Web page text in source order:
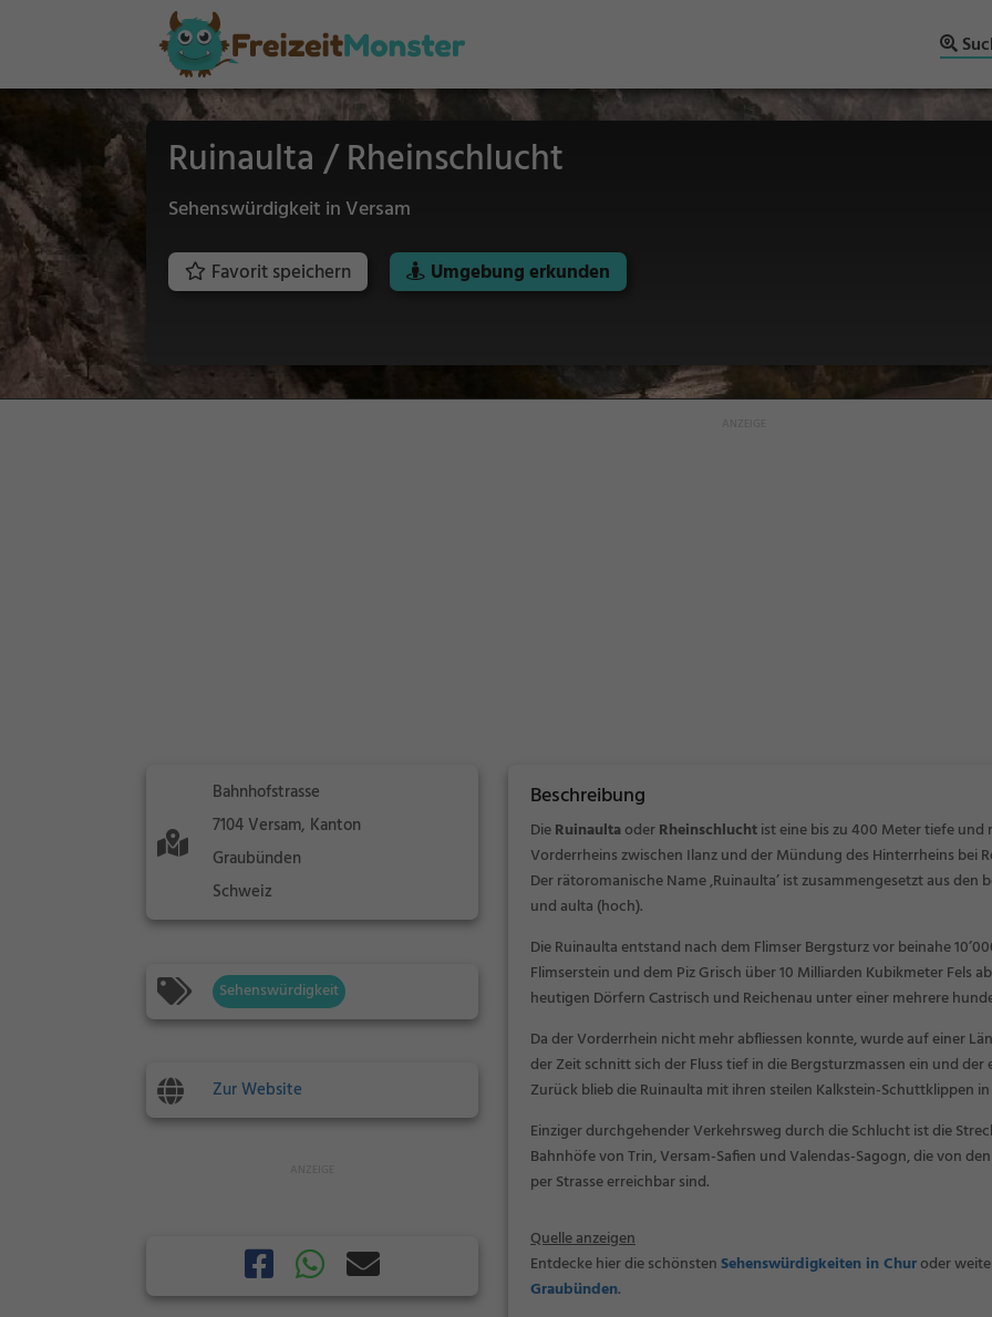
Ruinaulta / Rheinschlucht
Sehenswürdigkeit in Versam
Favorit speichern Umgebung erkunden
Bahnhofstrasse
7104 Versam, Kanton
Graubünden
Schweiz
Sehenswürdigkeit
Zur Website
Beschreibung
DieRuinaultaoderRheinschluchtist eine bis zu 400 Meter tiefe und
Vorderrheins zwischen Ilanz und der Mündung des Hinterrheins bei
Der rätoromanische Name ‚Ruinaulta’ ist zusammengesetzt aus den
und aulta (hoch).
Die Ruinaulta entstand nach dem Flimser Bergsturz vor beinahe
Flimserstein und dem Piz Grisch über 10 Milliarden Kubikmeter Fels
heutigen Dörfern Castrisch und Reichenau unter einer mehrere
Da der Vorderrhein nicht mehr abfliessen konnte, wurde auf einer
der Zeit schnitt sich der Fluss tief in die Bergsturzmassen ein und
Zurück blieb die Ruinaulta mit ihren steilen Kalkstein-Schuttklippen
Einziger durchgehender Verkehrsweg durch die Schlucht ist die
Bahnhöfe von Trin, Versam-Safien und Valendas-Sagogn, die von
per Strasse erreichbar sind.
Quelle anzeigen
Entdecke hier die schönstenSehenswürdigkeiten in Churoder
Graubünden.